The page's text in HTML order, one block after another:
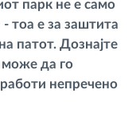
возачите
парк не е само
тоа е за заштита
патот. Дознајте
да го
непречено